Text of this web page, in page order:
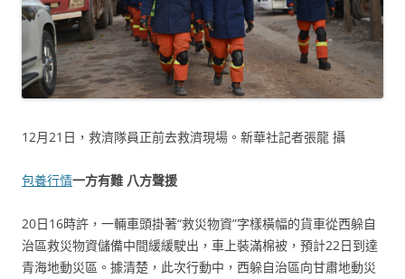
12月21日，救濟隊員正前去救濟現場。新華社記者張龍 攝
包養行情一方有難 八方聲援
20日16時許，一輛車頭掛著“救災物資”字樣橫幅的貨車從西躲自
治區救災物資儲備中間緩緩駛出，車上裝滿棉被，預計22日到達
青海地動災區。據清楚，此次行動中，西躲自治區向甘肅地動災